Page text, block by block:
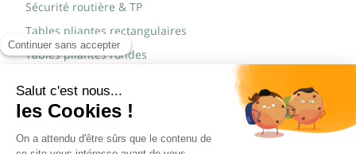
Sécurité routière & TP
Tables pliantes rectangulaires
Tables pliantes rondes
Marques
JAD Groupe